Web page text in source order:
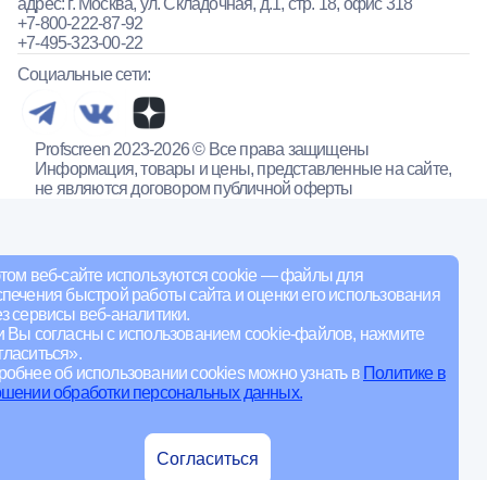
веб-сайте используются cookie — файлы для
быстрой работы сайта и оценки его использования
сервисы веб-аналитики.
Вы согласны с использованием cookie-файлов, нажмите
об использовании cookies можно узнать в Политике в
обработки персональных данных.
Согласиться
адрес: г. Москва, ул. Складочная, д.1, стр. 18, офис 318
+7-800-222-87-92
+7-495-323-00-22
Социальные сети:
Profscreen 2023-2026 © Все права защищены
Информация, товары и цены, представленные на сайте,
не являются договором публичной оферты